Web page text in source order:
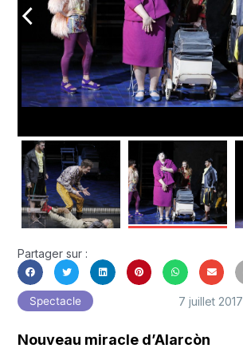
arrow_back_ios
Partager sur :
Spectacle 7 juillet 2017
Nouveau miracle d’Alarcòn